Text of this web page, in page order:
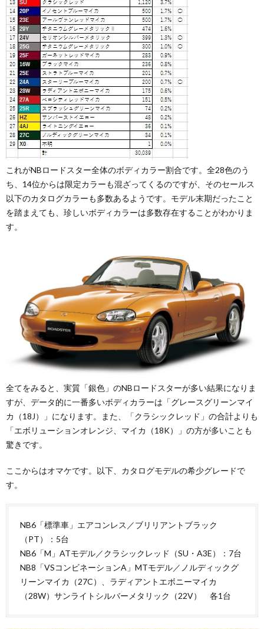
これがNBロードスター全体のボディカラー割合です。全28色のう
ち、14位からは限定カラーも混ざってくるのですが、そのセールス
以下のカタログカラーも多数あるようです。モデル末期だったこと
を踏まえても、珍しいボディカラーは多数存在することがわかりま
す。
全てをみると、実質「銀色」のNBロードスターが多い結果になりま
すが、データ的に一番多いボディカラーは「グレースグリーンマイ
カ（18J）」になります。また、「クラシックレッド」の合計よりも
「エボリューションオレンジ、マイカ（18K）」の方が多いことも
驚きです。
ここからはオマケです。以下、カタログモデルの希少グレードで
す。
NB6「標準車」エアコンレス／ブリリアントブラック
（PT）：5台
NB6「M」ATモデル／クラシックレッド（SU・A3E）：7台
NB8「VSコンビネーションA」MTモデル／ノルディックグ
リーンマイカ（27C）、ラディアントエボニーマイカ
（28W）サンライトシルバーメタリック（22V） 各1台